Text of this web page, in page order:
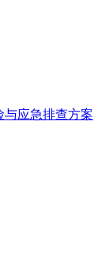
与应急排查方案